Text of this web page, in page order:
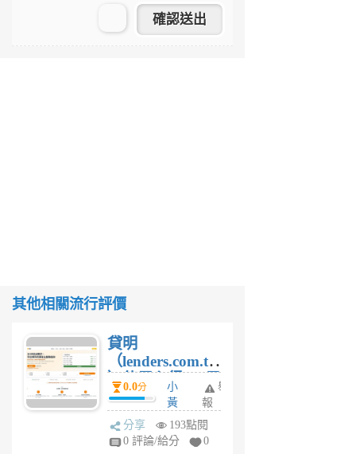
其他相關流行評價
貸明
（lenders.com.tw
）使用心得 — 民
間貸款比較平台
體驗
0.0分
小
黃
蜂
1
舉
報
分享
193點閱
0 評論/給分
0